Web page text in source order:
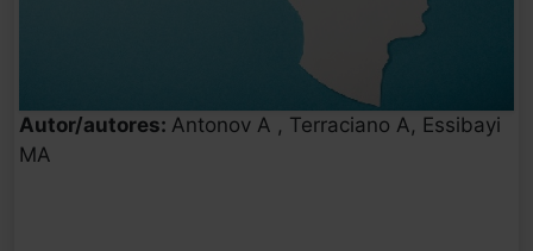
Autor/autores: Antonov A , Terraciano A, Essibayi
MA